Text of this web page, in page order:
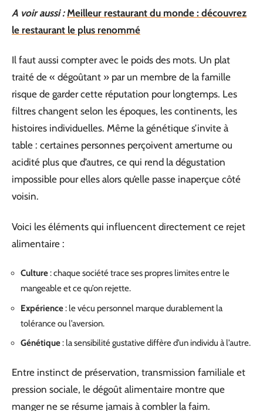
A voir aussi : Meilleur restaurant du monde : découvrez
le restaurant le plus renommé
Il faut aussi compter avec le poids des mots. Un plat
traité de « dégoûtant » par un membre de la famille
risque de garder cette réputation pour longtemps. Les
filtres changent selon les époques, les continents, les
histoires individuelles. Même la génétique s’invite à
table : certaines personnes perçoivent amertume ou
acidité plus que d’autres, ce qui rend la dégustation
impossible pour elles alors qu’elle passe inaperçue côté
voisin.
Voici les éléments qui influencent directement ce rejet
alimentaire :
Culture: chaque société trace ses propres limites entre le
mangeable et ce qu’on rejette.
Expérience: le vécu personnel marque durablement la
tolérance ou l’aversion.
Génétique: la sensibilité gustative diffère d’un individu à l’autre.
Entre instinct de préservation, transmission familiale et
pression sociale, le dégoût alimentaire montre que
manger ne se résume jamais à combler la faim.